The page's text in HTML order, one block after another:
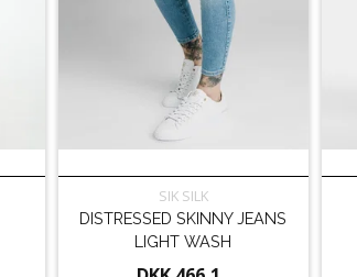
SIK SILK
DISTRESSED SKINNY JEANS
LIGHT WASH